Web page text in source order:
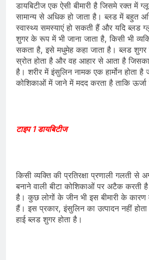
डायबिटीज एक ऐसी बीमारी है जिसमे रक्त में
सामान्य से अधिक हो जाता है। ब्लड में बहुत
स्वास्थ्य समस्याएं हो सकती हैं और यदि ब्लड
शुगर के रूप में भी जाना जाता है, किसी भी
सकता है, इसे मधुमेह कहा जाता है। ब्लड शुगर
स्रोत होता है और वह आहार से आता है
है। शरीर में इंसुलिन नामक एक हार्मोन होता
कोशिकाओं में जाने में मदद करता है ताकि
टाइप 1 डायबिटीज
किसी व्यक्ति की प्रतिरक्षा प्रणाली गलती से
बनाने वाली बीटा कोशिकाओं पर अटैक करती
है। कुछ लोगों के जीन भी इस बीमारी के कारण
हैं। इस प्रकार, इंसुलिन का उत्पादन नहीं
हाई ब्लड शुगर होता है।